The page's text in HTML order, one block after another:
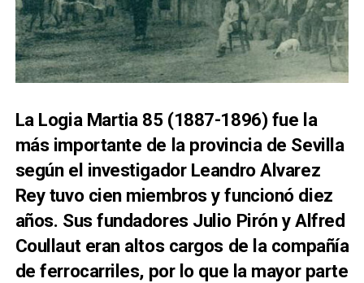
La Logia Martia 85 (1887-1896) fue la
más importante de la provincia de Sevilla
según el investigador Leandro Alvarez
Rey tuvo cien miembros y funcionó diez
años. Sus fundadores Julio Pirón y Alfred
Coullaut eran altos cargos de la compañía
de ferrocarriles, por lo que la mayor parte